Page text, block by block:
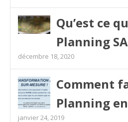
Qu’est ce
Planning
décembre 18, 2020
Comment
Planning
janvier 24, 2019